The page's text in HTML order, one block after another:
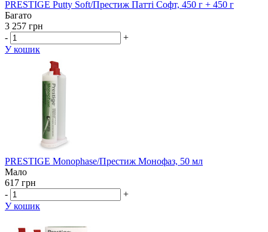
PRESTIGE Putty Soft/Престиж Патті Софт, 450 г + 450 г
Багато
3 257 грн
-
+
У кошик
PRESTIGE Monophase/Престиж Монофаз, 50 мл
Мало
617 грн
-
+
У кошик